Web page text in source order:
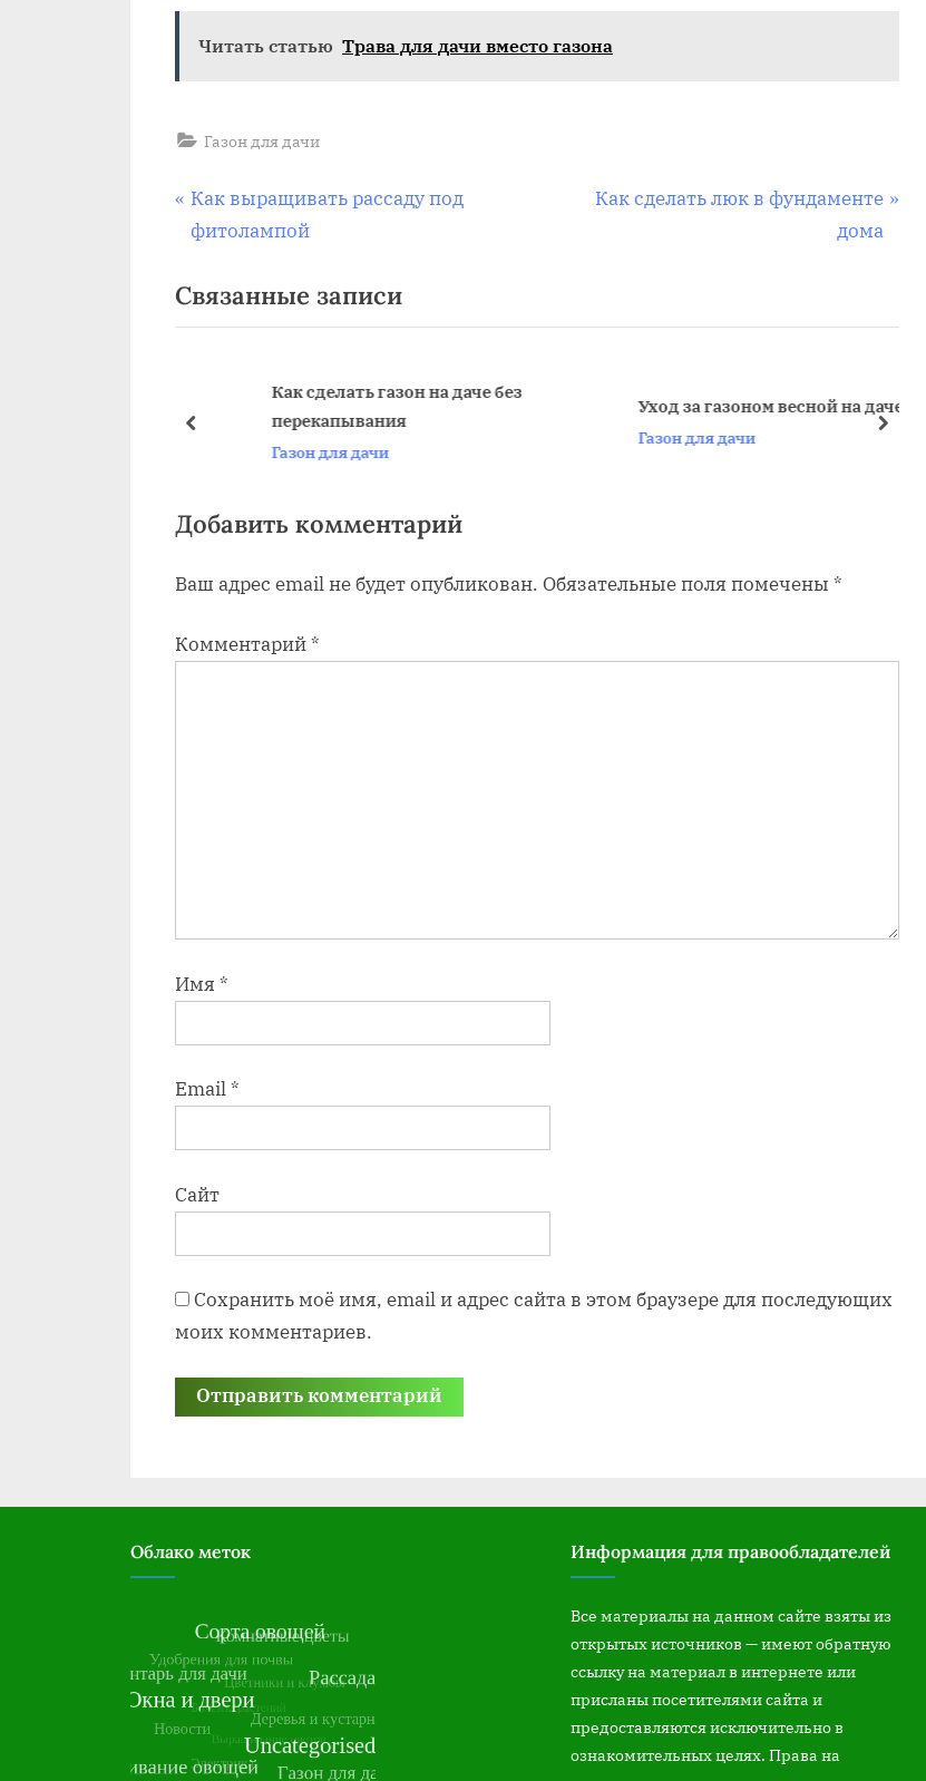
Читать статью Трава для дачи вместо газона
Газон для дачи
Навигация
записям
П
р
д
ы
щ
з
п
с
Как выращивать рассаду под
фитолампой
С
у
и
Как сделать люк в фундаменте
дома
Связанные записи
Как сделать газон на даче без
перекапывания
Газон для дачи
Уход за газоном весной на даче
Газон для дачи
пред далее
Добавить комментарий
Ваш адрес email не будет опубликован. Обязательные поля помечены *
Комментарий*
Имя *
Email*
Сайт
Сохранить моё имя, email и адрес сайта в этом браузере для последующих
моих комментариев.
Облако меток Информация для правообладателей
Все материалы на данном сайте взяты из
открытых источников — имеют обратную
ссылку на материал в интернете или
присланы посетителями сайта и
предоставляются исключительно в
ознакомительных целях. Права на